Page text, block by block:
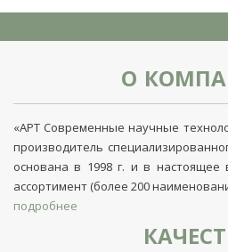
О
«АРТ Современные научные
производитель
основана в 1998 г. и в настоящее
ассортимент (более 200
подробнее